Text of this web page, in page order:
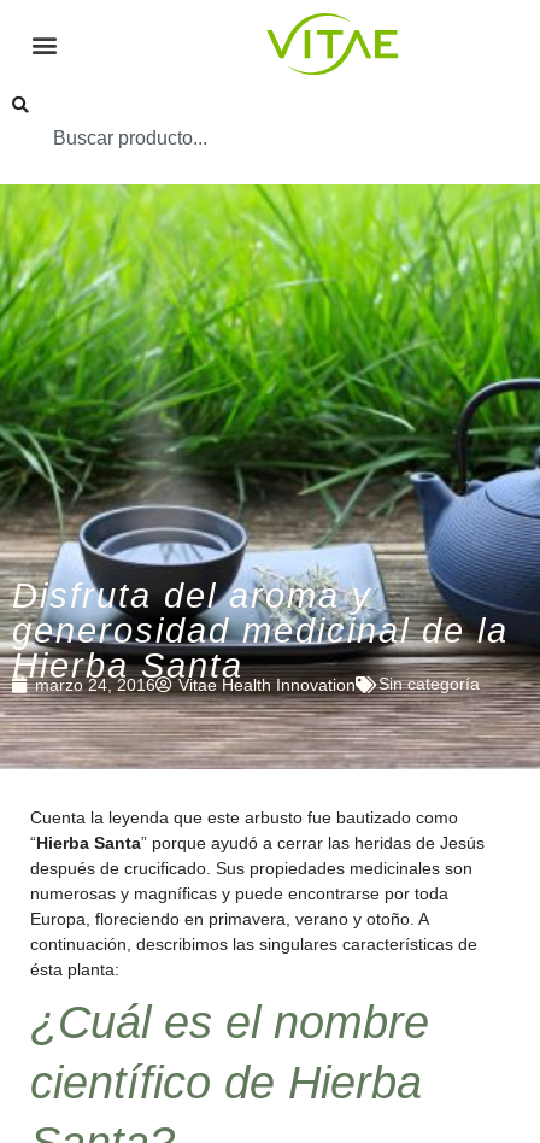
Disfruta del aroma y
generosidad medicinal de la
Hierba Santa
marzo 24, 2016 Vitae Health Innovation Sin categoría
Cuenta la leyenda que este arbusto fue bautizado como
“Hierba Santa” porque ayudó a cerrar las heridas de Jesús
después de crucificado. Sus propiedades medicinales son
numerosas y magníficas y puede encontrarse por toda
Europa, floreciendo en primavera, verano y otoño. A
continuación, describimos las singulares características de
ésta planta:
¿Cuál es el nombre
científico de Hierba